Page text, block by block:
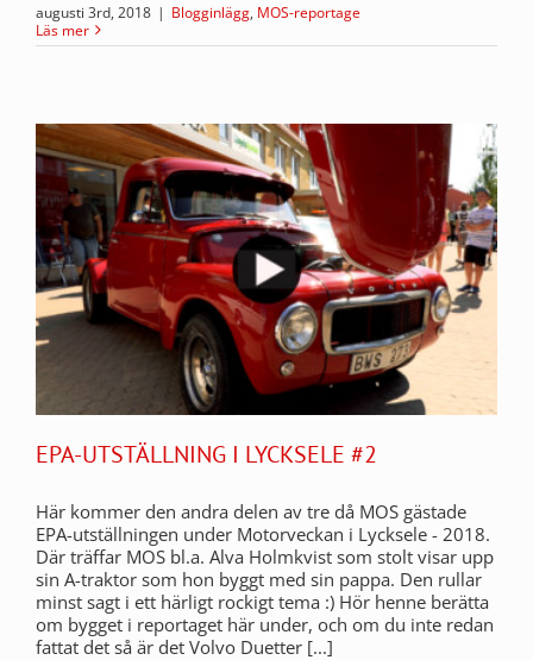
augusti 3rd, 2018 | Blogginlägg, MOS-reportage
Läs mer
EPA-UTSTÄLLNING I LYCKSELE #2
Här kommer den andra delen av tre då MOS gästade
EPA-utställningen under Motorveckan i Lycksele - 2018.
Där träffar MOS bl.a. Alva Holmkvist som stolt visar upp
sin A-traktor som hon byggt med sin pappa. Den rullar
minst sagt i ett härligt rockigt tema :) Hör henne berätta
om bygget i reportaget här under, och om du inte redan
fattat det så är det Volvo Duetter [...]